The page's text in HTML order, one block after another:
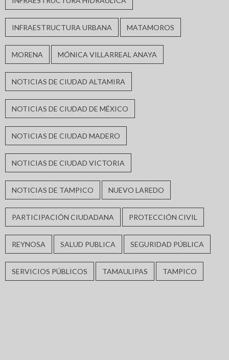
INFRAESTRUCTURA URBANA MATAMOROS
MORENA MÓNICA VILLARREAL ANAYA
NOTICIAS DE CIUDAD ALTAMIRA
NOTICIAS DE CIUDAD DE MÉXICO
NOTICIAS DE CIUDAD MADERO
NOTICIAS DE CIUDAD VICTORIA
NOTICIAS DE TAMPICO NUEVO LAREDO
PARTICIPACIÓN CIUDADANA PROTECCIÓN CIVIL
REYNOSA SALUD PUBLICA SEGURIDAD PÚBLICA
SERVICIOS PÚBLICOS TAMAULIPAS TAMPICO